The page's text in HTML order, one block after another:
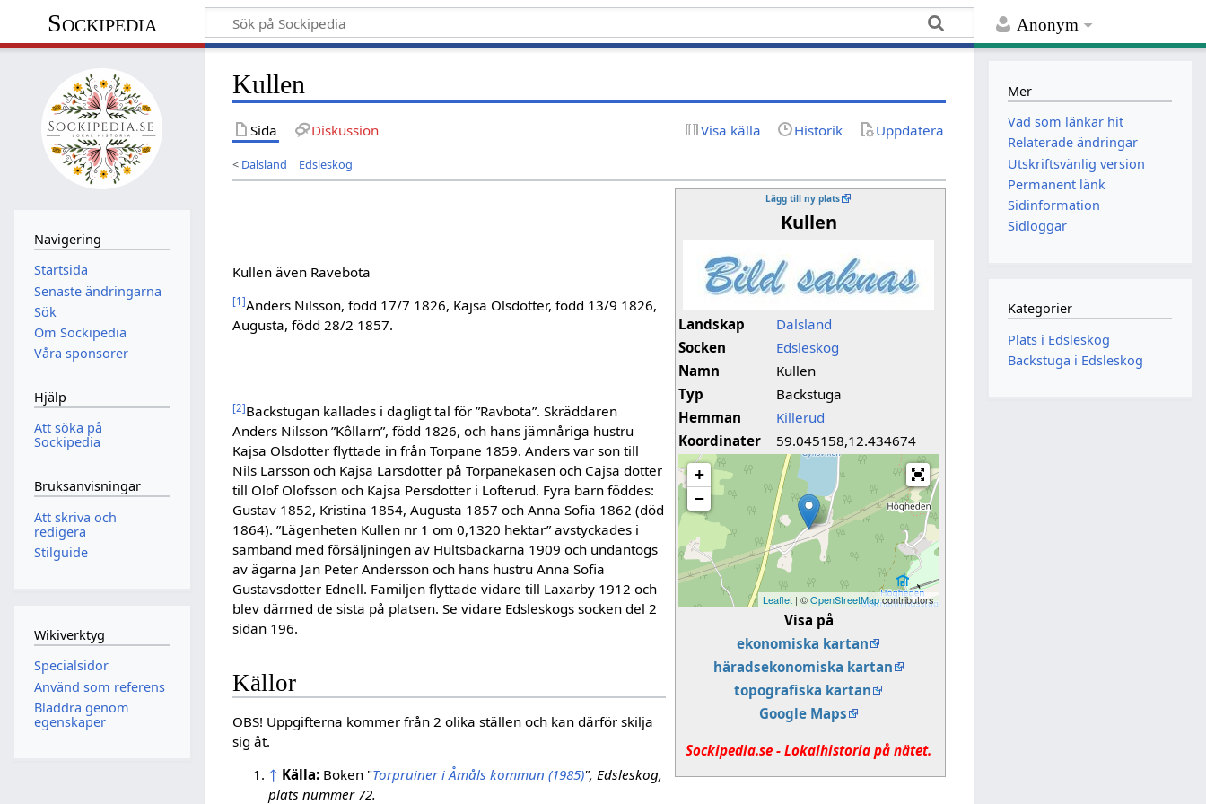
Anonym
Sockipedia
Kullen
Sida Diskussion Visa källa Historik Uppdatera
< Dalsland | Edsleskog
Lägg till ny plats
Kullen
Landskap
Dalsland
Socken
Edsleskog
Namn
Kullen
Typ
Backstuga
Hemman
Killerud
Koordinater
59.045158,12.434674
+
−
Leaflet | ©OpenStreetMapcontributors
Visa på
ekonomiska kartan
häradsekonomiska kartan
topografiska kartan
Google Maps
Sockipedia.se - Lokalhistoria på nätet.
Kullen även Ravebota
[1]Anders Nilsson, född 17/7 1826, Kajsa Olsdotter, född 13/9 1826,
Augusta, född 28/2 1857.
[2]Backstugan kallades i dagligt tal för ”Ravbota”. Skräddaren
Anders Nilsson ”Kôllarn”, född 1826, och hans jämnåriga hustru
Kajsa Olsdotter flyttade in från Torpane 1859. Anders var son till
Nils Larsson och Kajsa Larsdotter på Torpanekasen och Cajsa dotter
till Olof Olofsson och Kajsa Persdotter i Lofterud. Fyra barn föddes:
Gustav 1852, Kristina 1854, Augusta 1857 och Anna Sofia 1862 (död
1864). ”Lägenheten Kullen nr 1 om 0,1320 hektar” avstyckades i
samband med försäljningen av Hultsbackarna 1909 och undantogs
av ägarna Jan Peter Andersson och hans hustru Anna Sofia
Gustavsdotter Ednell. Familjen flyttade vidare till Laxarby 1912 och
blev därmed de sista på platsen. Se vidare Edsleskogs socken del 2
sidan 196.
Källor
OBS! Uppgifterna kommer från 2 olika ställen och kan därför skilja
sig åt.
↑ Källa: Boken "Torpruiner i Åmåls kommun (1985)", Edsleskog,
plats nummer 72.
Navigering
Startsida
Senaste ändringarna
Sök
Om Sockipedia
Våra sponsorer
Hjälp
Att söka på
Sockipedia
Bruksanvisningar
Att skriva och
redigera
Stilguide
Wikiverktyg
Specialsidor
Använd som referens
Bläddra genom
egenskaper
Mer
Vad som länkar hit
Relaterade ändringar
Utskriftsvänlig version
Permanent länk
Sidinformation
Sidloggar
Kategorier
Plats i Edsleskog
Backstuga i Edsleskog